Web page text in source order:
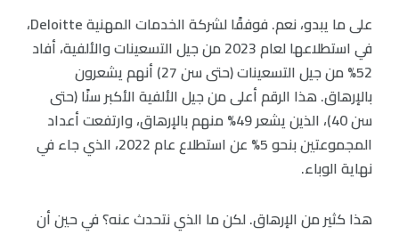
على ما يبدو، نعم. فوفقًا لشركة الخدمات المهنية Deloitte،
في استطلاعها لعام 2023 من جيل التسعينات والألفية، أفاد
52% من جيل التسعينات (حتى سن 27) أنهم يشعرون
بالإرهاق. هذا الرقم أعلى من جيل الألفية الأكبر سنًا (حتى
سن 40)، الذين يشعر 49% منهم بالإرهاق، وارتفعت أعداد
المجموعتين بنحو 5% عن استطلاع عام 2022، الذي جاء في
نهاية الوباء.
هذا كثير من الإرهاق. لكن ما الذي نتحدث عنه؟ في حين أن